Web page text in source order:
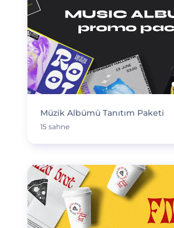
Müzik Albümü Tanıtım Paketi
15 sahne